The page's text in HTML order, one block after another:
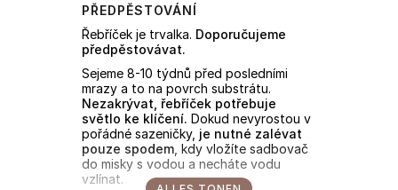
PŘEDPĚSTOVÁNÍ
Řebříček je trvalka. Doporučujeme
předpěstovávat.
Sejeme 8-10 týdnů před posledními
mrazy a to na povrch substrátu.
Nezakrývat, řebříček potřebuje
světlo ke klíčení. Dokud nevyrostou v
pořádné sazeničky, je nutné zalévat
pouze spodem , kdy vložíte sadbovač
do misky s vodou a necháte vodu
vzlínat.